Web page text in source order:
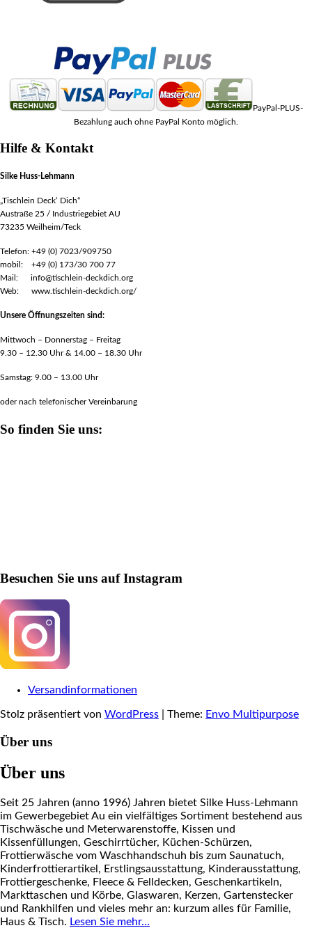
PayPal-PLUS-
Bezahlung auch ohne PayPal Konto möglich.
Hilfe & Kontakt
Silke Huss-Lehmann
„Tischlein Deck‘ Dich“
Austraße 25 / Industriegebiet AU
73235 Weilheim/Teck
Telefon: +49 (0) 7023/909750
mobil: +49 (0) 173/30 700 77
Mail: info@tischlein-deckdich.org
Web: www.tischlein-deckdich.org/
Unsere Öffnungszeiten sind:
Mittwoch – Donnerstag – Freitag
9.30 – 12.30 Uhr & 14.00 – 18.30 Uhr
Samstag: 9.00 – 13.00 Uhr
oder nach telefonischer Vereinbarung
So finden Sie uns:
Besuchen Sie uns auf Instagram
Versandinformationen
Stolz präsentiert von WordPress Theme: Envo Multipurpose
Über uns
Über uns
Seit 25 Jahren (anno 1996) Jahren bietet Silke Huss-Lehmann
im Gewerbegebiet Au ein vielfältiges Sortiment bestehend aus
Tischwäsche und Meterwarenstoffe, Kissen und
Kissenfüllungen, Geschirrtücher, Küchen-Schürzen,
Frottierwäsche vom Waschhandschuh bis zum Saunatuch,
Kinderfrottierartikel, Erstlingsausstattung, Kinderausstattung,
Frottiergeschenke, Fleece & Felldecken, Geschenkartikeln,
Markttaschen und Körbe, Glaswaren, Kerzen, Gartenstecker
und Rankhilfen und vieles mehr an: kurzum alles für Familie,
Haus & Tisch. Lesen Sie mehr…